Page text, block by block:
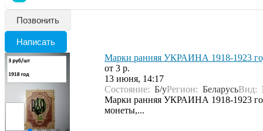
Позвонить
Написать
Марки ранняя УКРАИНА 1918-1923
от 3 р.
13 июня, 14:17
Состояние: Б/уРегион: БеларусьВид:
Марки ранняя УКРАИНА 1918-1923
монеты,...